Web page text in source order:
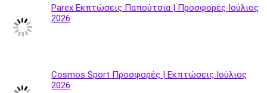
Parex Εκπτώσεις Παπούτσια | Προσφορές Ιούλιος
2026
Cosmos Sport Προσφορές | Εκπτώσεις Ιούλιος
2026